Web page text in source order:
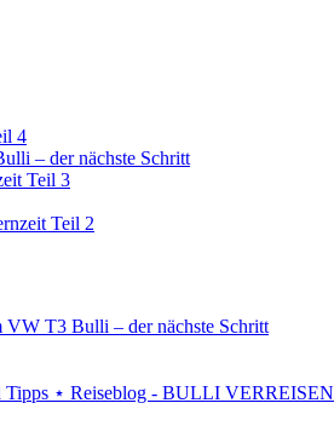
4
– der nächste Schritt
Teil 3
Teil 2
T3 Bulli – der nächste Schritt
Tipps ⋆ Reiseblog - BULLI VERREISEN